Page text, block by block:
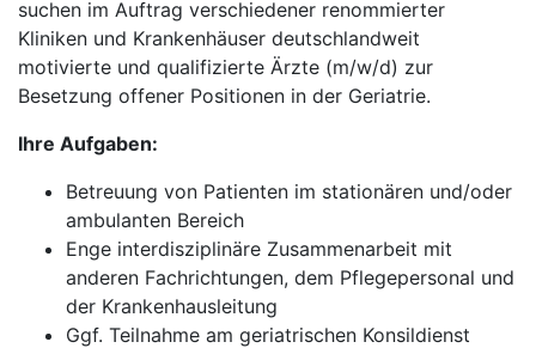
suchen im Auftrag verschiedener renommierter
Kliniken und Krankenhäuser deutschlandweit
motivierte und qualifizierte Ärzte (m/w/d) zur
Besetzung offener Positionen in der Geriatrie.
Ihre Aufgaben:
Betreuung von Patienten im stationären und/oder
ambulanten Bereich
Enge interdisziplinäre Zusammenarbeit mit
anderen Fachrichtungen, dem Pflegepersonal und
der Krankenhausleitung
Ggf. Teilnahme am geriatrischen Konsildienst